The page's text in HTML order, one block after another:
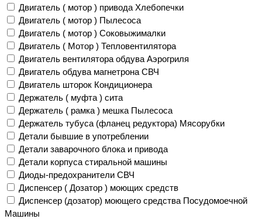
Двигатель ( мотор ) привода Хлебопечки
Двигатель ( мотор ) Пылесоса
Двигатель ( мотор ) Соковыжималки
Двигатель ( Мотор ) Тепловентилятора
Двигатель вентилятора обдува Аэрогриля
Двигатель обдува магнетрона СВЧ
Двигатель шторок Кондиционера
Держатель ( муфта ) сита
Держатель ( рамка ) мешка Пылесоса
Держатель тубуса (фланец редуктора) Мясорубки
Детали бывшие в употреблении
Детали заварочного блока и привода
Детали корпуса стиральной машины
Диоды-предохранители СВЧ
Диспенсер ( Дозатор ) моющих средств
Диспенсер (дозатор) моющего средства Посудомоечной
Машины